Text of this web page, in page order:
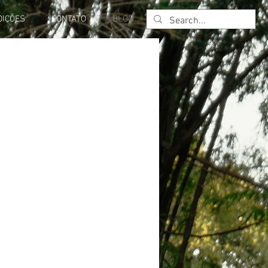
CONTATO BLOG